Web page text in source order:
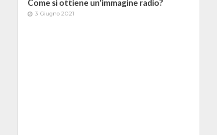
Come si ottiene un’immagine radio?
3 Giugno 2021